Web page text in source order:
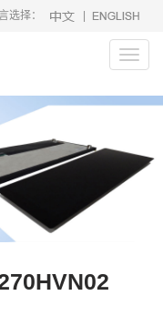
选择：